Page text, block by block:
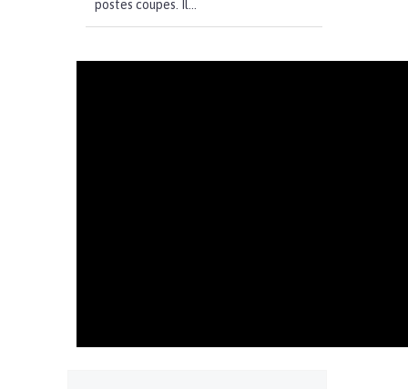
postes coupes. Il...